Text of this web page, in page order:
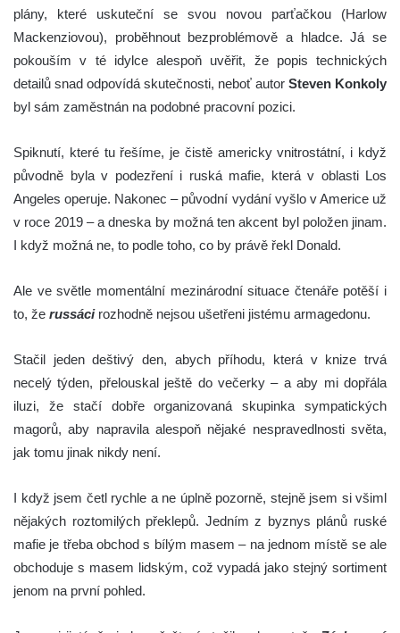
plány, které uskuteční se svou novou parťačkou (Harlow
Mackenziovou), proběhnout bezproblémově a hladce. Já se
pokouším v té idylce alespoň uvěřit, že popis technických
detailů snad odpovídá skutečnosti, neboť autor Steven Konkoly
byl sám zaměstnán na podobné pracovní pozici.
Spiknutí, které tu řešíme, je čistě americky vnitrostátní, i když
původně byla v podezření i ruská mafie, která v oblasti Los
Angeles operuje. Nakonec – původní vydání vyšlo v Americe už
v roce 2019 – a dneska by možná ten akcent byl položen jinam.
I když možná ne, to podle toho, co by právě řekl Donald.
Ale ve světle momentální mezinárodní situace čtenáře potěší i
to, že russácirozhodně nejsou ušetřeni jistému armagedonu.
Stačil jeden deštivý den, abych příhodu, která v knize trvá
necelý týden, přelouskal ještě do večerky – a aby mi dopřála
iluzi, že stačí dobře organizovaná skupinka sympatických
magorů, aby napravila alespoň nějaké nespravedlnosti světa,
jak tomu jinak nikdy není.
I když jsem četl rychle a ne úplně pozorně, stejně jsem si všiml
nějakých roztomilých překlepů. Jedním z byznys plánů ruské
mafie je třeba obchod s bílým masem – na jednom místě se ale
obchoduje s masem lidským, což vypadá jako stejný sortiment
jenom na první pohled.